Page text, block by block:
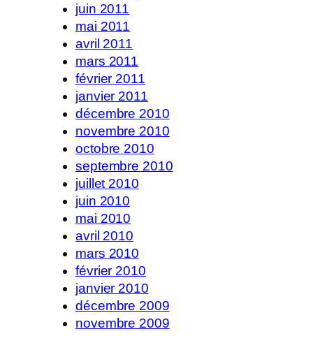
juin 2011
mai 2011
avril 2011
mars 2011
février 2011
janvier 2011
décembre 2010
novembre 2010
octobre 2010
septembre 2010
juillet 2010
juin 2010
mai 2010
avril 2010
mars 2010
février 2010
janvier 2010
décembre 2009
novembre 2009